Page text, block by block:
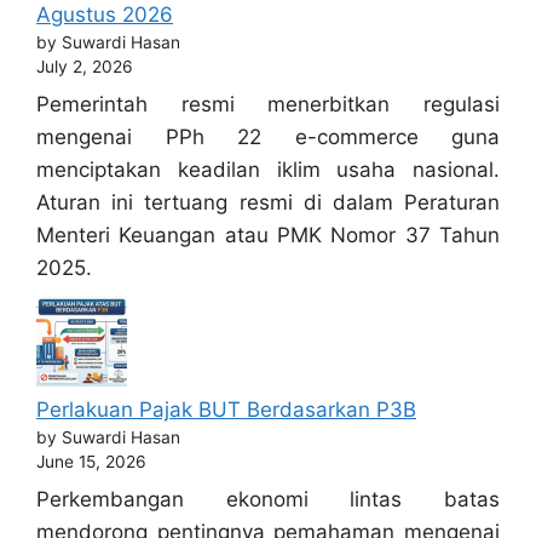
Agustus 2026
by Suwardi Hasan
July 2, 2026
Pemerintah resmi menerbitkan regulasi
mengenai PPh 22 e-commerce guna
menciptakan keadilan iklim usaha nasional.
Aturan ini tertuang resmi di dalam Peraturan
Menteri Keuangan atau PMK Nomor 37 Tahun
2025.
Perlakuan Pajak BUT Berdasarkan P3B
by Suwardi Hasan
June 15, 2026
Perkembangan ekonomi lintas batas
mendorong pentingnya pemahaman mengenai